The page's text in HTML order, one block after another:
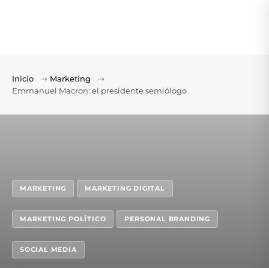
Inicio ⇢ Marketing
⇢
Emmanuel Macron: el presidente semiólogo
MARKETING MARKETING DIGITAL
MARKETING POLÍTICO PERSONAL BRANDING
SOCIAL MEDIA